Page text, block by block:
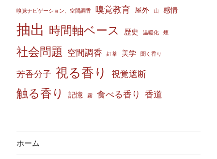
嗅覚ナビゲーション、空間調香 嗅覚教育 屋外 山 感情
抽出 時間軸ベース 歴史 温暖化 煙
社会問題 空間調香 紅茶 美学 聞く香り
芳香分子 視る香り 視覚遮断
触る香り 記憶 霧 食べる香り 香道
ホーム